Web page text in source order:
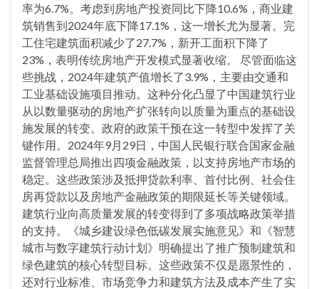
率为6.7%。考虑到房地产投资同比下降10.6%，商业建
筑销售到2024年底下降17.1%，这一增长尤为显著。完
工住宅建筑面积减少了27.7%，新开工面积下降了
23%，表明传统房地产开发模式显著收缩。 尽管面临这
些挑战，2024年建筑产值增长了3.9%，主要由交通和
工业基础设施项目推动。这种分化凸显了中国建筑行业
从以数量驱动的房地产扩张转向以质量为重点的基础设
施发展的转变。政府的政策干预在这一转型中发挥了关
键作用。2024年9月29日，中国人民银行联合国家金融
监督管理总局推出四项金融政策，以支持房地产市场的
稳定。这些政策涉及抵押贷款利率、首付比例、社会住
房再贷款以及房地产金融政策的期限延长等关键领域。
建筑行业向高质量发展的转变得到了多项战略政策举措
的支持。《城乡建设绿色低碳发展实施意见》和《智慧
城市与数字建筑行动计划》明确提出了推广预制建筑和
绿色建筑的核心转型目标。这些政策不仅是愿景性的，
还对行业标准、市场竞争力和建筑方法及成本产生了实